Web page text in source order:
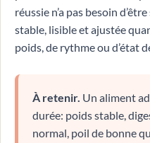
réussie n’a pas besoin
stable, lisible et ajustée
poids, de rythme ou d’état
À retenir. Un aliment
durée: poids stable,
normal, poil de bonne